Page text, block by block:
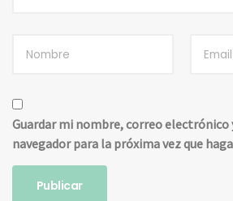
Guardar mi nombre, correo electrónico
navegador para la próxima vez que